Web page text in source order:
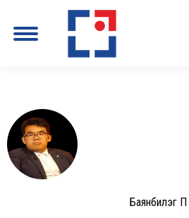
Баянбилэг П